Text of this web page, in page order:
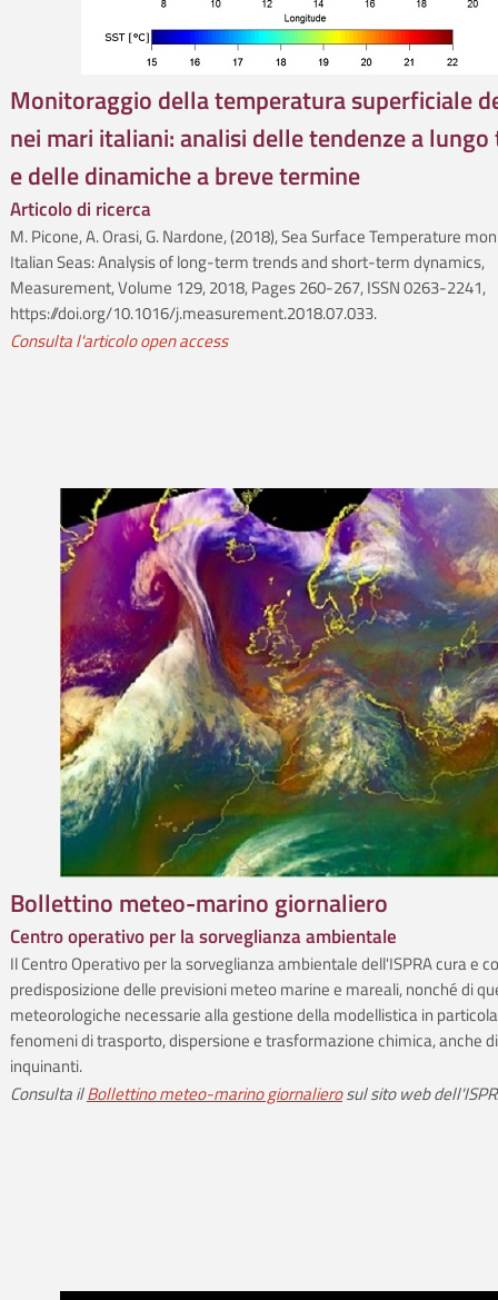
Monitoraggio della temperatura superficiale
nei mari italiani: analisi delle tendenze a
e delle dinamiche a breve termine
Articolo di ricerca
M. Picone, A. Orasi, G. Nardone, (2018), Sea Surface Temperature
Italian Seas: Analysis of long-term trends and short-term dynamics,
Measurement, Volume 129, 2018, Pages 260-267, ISSN 0263-2241,
https://doi.org/10.1016/j.measurement.2018.07.033.
Consulta l'articolo open access
Bollettino meteo-marino giornaliero
Centro operativo per la sorveglianza ambientale
Il Centro Operativo per la sorveglianza ambientale dell'ISPRA cura e
predisposizione delle previsioni meteo­ marine e mareali, nonché di
meteorologiche necessarie alla gestione della modellistica in
fenomeni di trasporto, dispersione e trasformazione chimica, anche
inquinanti.
Consulta ilBollettino meteo-marino giornalierosul sito web